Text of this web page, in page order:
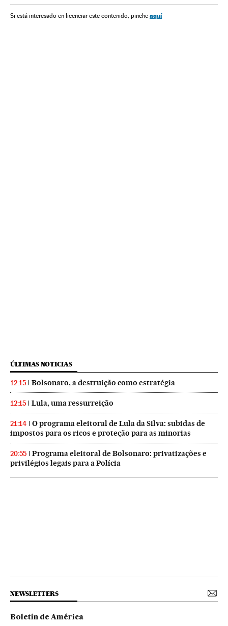
Si está interesado en licenciar este contenido, pinche aquí
ÚLTIMAS NOTICIAS
12:15 Bolsonaro, a destruição como estratégia
12:15 Lula, uma ressurreição
21:14
O programa eleitoral de Lula da Silva: subidas de
impostos para os ricos e proteção para as minorias
20:55
Programa eleitoral de Bolsonaro: privatizações e
privilégios legais para a Polícia
NEWSLETTERS
Boletín de América